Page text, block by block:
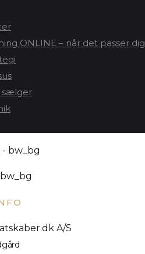
ONLINE – når det passer dig
sælger
A/S